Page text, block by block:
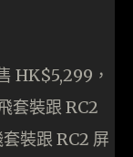
HK$5,299，
套裝跟 RC2
裝跟 RC2 屏